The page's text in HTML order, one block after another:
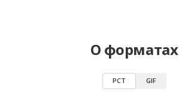
О форматах
PCT GIF